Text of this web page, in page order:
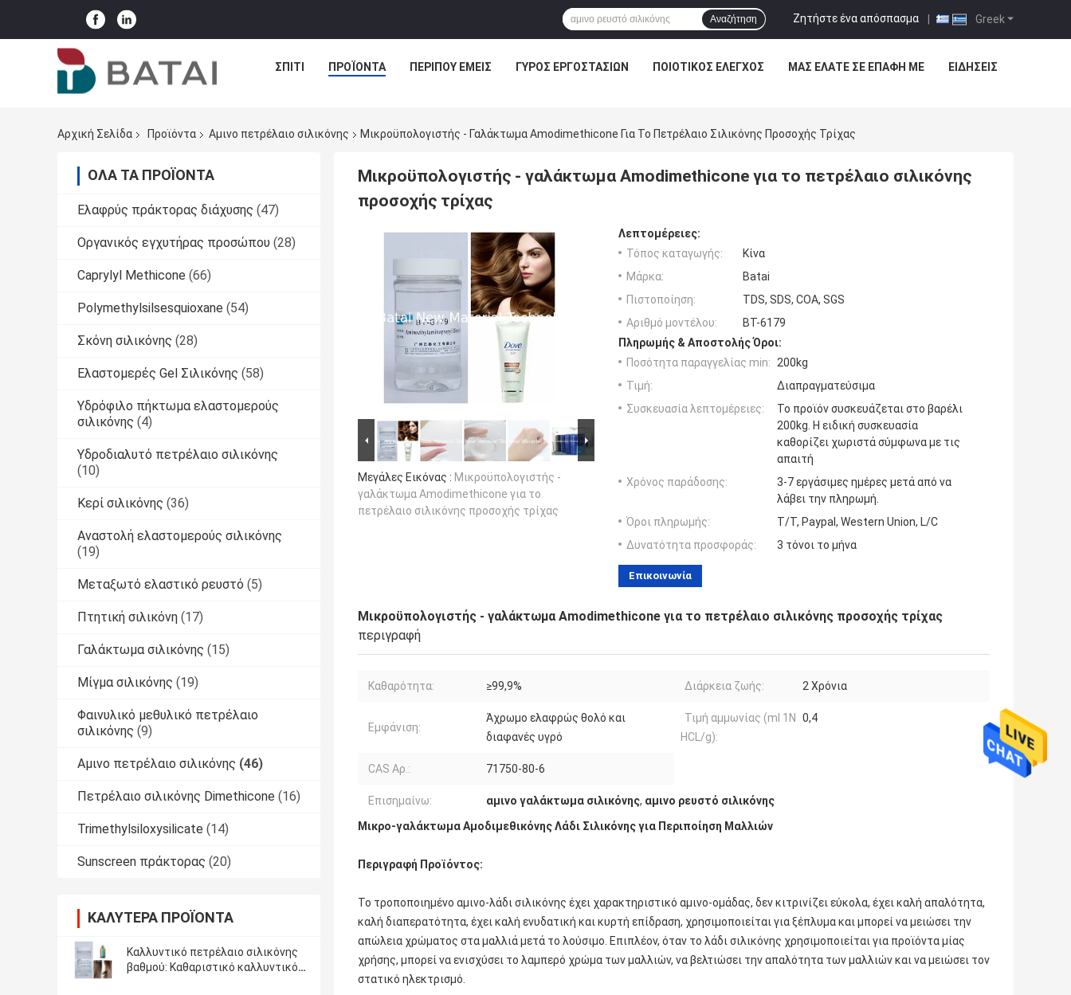
Greek
Ζητήστε ένα απόσπασμα |
Αναζήτηση
ΣΠΊΤΙ ΠΡΟΪΌΝΤΑ ΠΕΡΊΠΟΥ ΕΜΕΊΣ ΓΎΡΟΣ ΕΡΓΟΣΤΑΣΊΩΝ ΠΟΙΟΤΙΚΌΣ ΈΛΕΓΧΟΣ ΜΑΣ ΕΛΆΤΕ ΣΕ ΕΠΑΦΉ ΜΕ ΕΙΔΉΣΕΙΣ
Αρχική Σελίδα Προϊόντα Αμινο πετρέλαιο σιλικόνης Μικροϋπολογιστής - Γαλάκτωμα Amodimethicone Για Το Πετρέλαιο Σιλικόνης Προσοχής Τρίχας
ΌΛΑ ΤΑ ΠΡΟΪΌΝΤΑ
Ελαφρύς πράκτορας διάχυσης (47)
Οργανικός εγχυτήρας προσώπου (28)
Caprylyl Methicone (66)
Polymethylsilsesquioxane (54)
Σκόνη σιλικόνης (28)
Ελαστομερές Gel Σιλικόνης (58)
Υδρόφιλο πήκτωμα ελαστομερούς
σιλικόνης (4)
Υδροδιαλυτό πετρέλαιο σιλικόνης
(10)
Κερί σιλικόνης (36)
Αναστολή ελαστομερούς σιλικόνης
(19)
Μεταξωτό ελαστικό ρευστό (5)
Πτητική σιλικόνη (17)
Γαλάκτωμα σιλικόνης (15)
Μίγμα σιλικόνης (19)
Φαινυλικό μεθυλικό πετρέλαιο
σιλικόνης (9)
Αμινο πετρέλαιο σιλικόνης (46)
Πετρέλαιο σιλικόνης Dimethicone (16)
Trimethylsiloxysilicate (14)
Sunscreen πράκτορας (20)
ΚΑΛΎΤΕΡΑ ΠΡΟΪΌΝΤΑ
Καλλυντικό πετρέλαιο σιλικόνης
βαθμού: Καθαριστικό καλλυντικό
Μικροϋπολογιστής - γαλάκτωμα Amodimethicone για το πετρέλαιο σιλικόνης
προσοχής τρίχας
Μεγάλες Εικόνας : Μικροϋπολογιστής -
γαλάκτωμα Amodimethicone για το
πετρέλαιο σιλικόνης προσοχής τρίχας
Λεπτομέρειες:
Τόπος καταγωγής:
Κίνα
Μάρκα:
Batai
Πιστοποίηση:
TDS, SDS, COA, SGS
Αριθμό μοντέλου:
BT-6179
Πληρωμής & Αποστολής Όροι:
Ποσότητα παραγγελίας min: 200kg
Τιμή:
Διαπραγματεύσιμα
Συσκευασία λεπτομέρειες:
Το προϊόν συσκευάζεται στο βαρέλι
200kg. Η ειδική συσκευασία
καθορίζει χωριστά σύμφωνα με τις
απαιτή
Χρόνος παράδοσης:
3-7 εργάσιμες ημέρες μετά από να
λάβει την πληρωμή.
Όροι πληρωμής:
T/T, Paypal, Western Union, L/C
Δυνατότητα προσφοράς:
3 τόνοι το μήνα
Επικοινωνία
Μικροϋπολογιστής - γαλάκτωμα Amodimethicone για το πετρέλαιο σιλικόνης προσοχής τρίχας
περιγραφή
Καθαρότητα: ≥99,9% Διάρκεια ζωής: 2 Χρόνια
Εμφάνιση:
Άχρωμο ελαφρώς θολό και
διαφανές υγρό
Τιμή αμμωνίας (ml 1N
HCL/g):
0,4
CAS Αρ.: 71750-80-6
Επισημαίνω: αμινο γαλάκτωμα σιλικόνης, αμινο ρευστό σιλικόνης
Μικρο-γαλάκτωμα Αμοδιμεθικόνης Λάδι Σιλικόνης για Περιποίηση Μαλλιών
Περιγραφή Προϊόντος:
Το τροποποιημένο αμινο-λάδι σιλικόνης έχει χαρακτηριστικό αμινο-ομάδας, δεν κιτρινίζει εύκολα, έχει καλή απαλότητα,
καλή διαπερατότητα, έχει καλή ενυδατική και κυρτή επίδραση, χρησιμοποιείται για ξέπλυμα και μπορεί να μειώσει την
απώλεια χρώματος στα μαλλιά μετά το λούσιμο. Επιπλέον, όταν το λάδι σιλικόνης χρησιμοποιείται για προϊόντα μίας
χρήσης, μπορεί να ενισχύσει το λαμπερό χρώμα των μαλλιών, να βελτιώσει την απαλότητα των μαλλιών και να μειώσει τον
στατικό ηλεκτρισμό.